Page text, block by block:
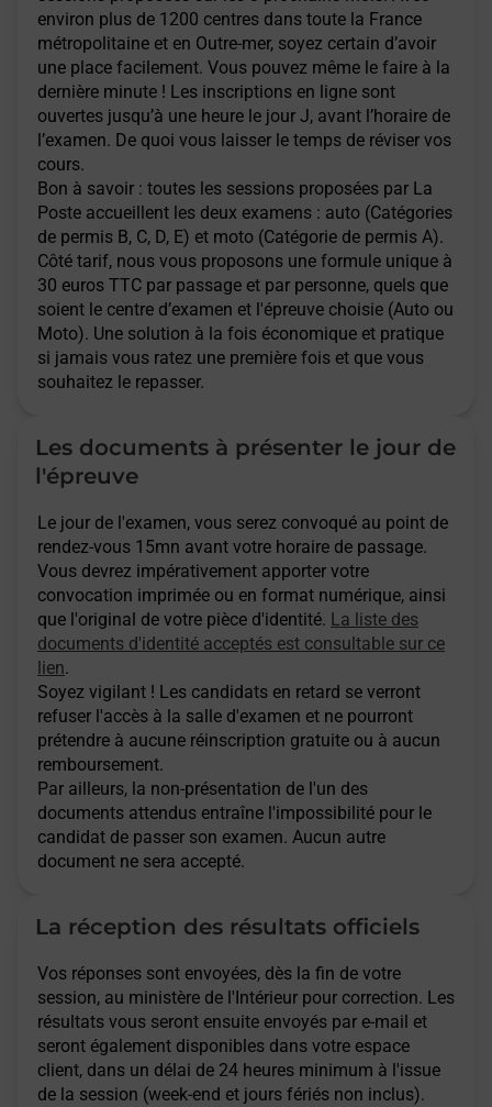
environ plus de 1200 centres dans toute la France
métropolitaine et en Outre-mer, soyez certain d’avoir
une place facilement. Vous pouvez même le faire à la
dernière minute ! Les inscriptions en ligne sont
ouvertes jusqu’à une heure le jour J, avant l’horaire de
l’examen. De quoi vous laisser le temps de réviser vos
cours.
Bon à savoir : toutes les sessions proposées par La
Poste accueillent les deux examens : auto (Catégories
de permis B, C, D, E) et moto (Catégorie de permis A).
Côté tarif, nous vous proposons une formule unique à
30 euros TTC par passage et par personne, quels que
soient le centre d’examen et l'épreuve choisie (Auto ou
Moto). Une solution à la fois économique et pratique
si jamais vous ratez une première fois et que vous
souhaitez le repasser.
Les documents à présenter le jour de
l'épreuve
Le jour de l'examen, vous serez convoqué au point de
rendez-vous 15mn avant votre horaire de passage.
Vous devrez impérativement apporter votre
convocation imprimée ou en format numérique, ainsi
que l'original de votre pièce d'identité. La liste des
documents d'identité acceptés est consultable sur ce
lien.
Soyez vigilant ! Les candidats en retard se verront
refuser l'accès à la salle d'examen et ne pourront
prétendre à aucune réinscription gratuite ou à aucun
remboursement.
Par ailleurs, la non-présentation de l'un des
documents attendus entraîne l'impossibilité pour le
candidat de passer son examen. Aucun autre
document ne sera accepté.
La réception des résultats officiels
Vos réponses sont envoyées, dès la fin de votre
session, au ministère de l'Intérieur pour correction. Les
résultats vous seront ensuite envoyés par e-mail et
seront également disponibles dans votre espace
client, dans un délai de 24 heures minimum à l'issue
de la session (week-end et jours fériés non inclus).